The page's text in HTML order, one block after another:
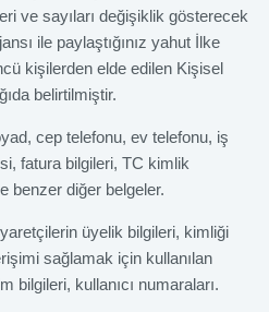
ve sayıları değişiklik gösterecek
ile paylaştığınız yahut İlke
kişilerden elde edilen Kişisel
belirtilmiştir.
cep telefonu, ev telefonu, iş
fatura bilgileri, TC kimlik
benzer diğer belgeler.
üyelik bilgileri, kimliği
sağlamak için kullanılan
bilgileri, kullanıcı numaraları.